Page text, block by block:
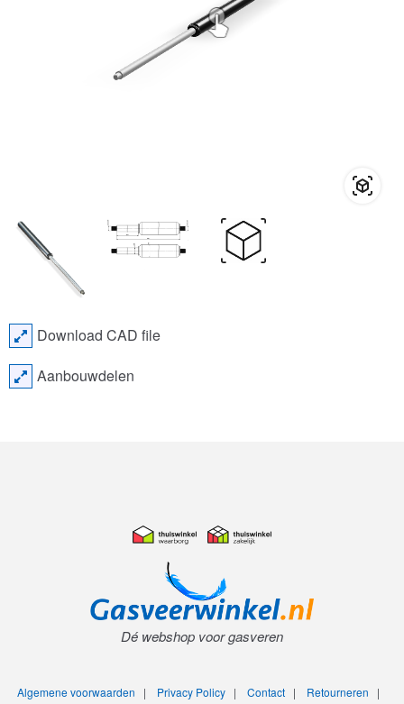
Download CAD file
Aanbouwdelen
Dé webshop voor gasveren
Algemene voorwaarden | Privacy Policy| Contact| Retourneren |